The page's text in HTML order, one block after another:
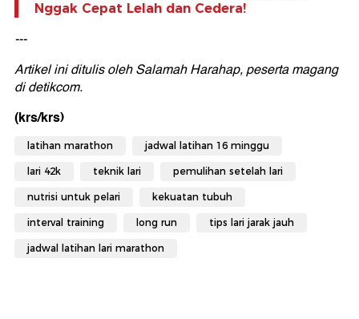
Nggak Cepat Lelah dan Cedera!
---
Artikel ini ditulis oleh Salamah Harahap, peserta magang
di detikcom.
(krs/krs)
latihan marathon jadwal latihan 16 minggu
lari 42k teknik lari pemulihan setelah lari
nutrisi untuk pelari kekuatan tubuh
interval training long run tips lari jarak jauh
jadwal latihan lari marathon